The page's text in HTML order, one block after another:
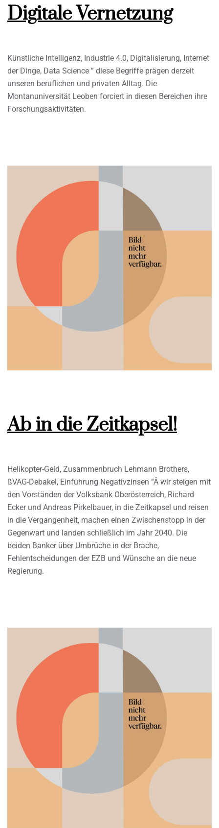
Digitale Vernetzung
Künstliche Intelligenz, Industrie 4.0, Digitalisierung, Internet
der Dinge, Data Science ” diese Begriffe prägen derzeit
unseren beruflichen und privaten Alltag. Die
Montanuniversität Leoben forciert in diesen Bereichen ihre
Forschungsaktivitäten.
Ab in die Zeitkapsel!
Helikopter-Geld, Zusammenbruch Lehmann Brothers,
ßVAG-Debakel, Einführung Negativzinsen “Â wir steigen mit
den Vorständen der Volksbank Oberösterreich, Richard
Ecker und Andreas Pirkelbauer, in die Zeitkapsel und reisen
in die Vergangenheit, machen einen Zwischenstopp in der
Gegenwart und landen schließlich im Jahr 2040. Die
beiden Banker über Umbrüche in der Brache,
Fehlentscheidungen der EZB und Wünsche an die neue
Regierung.